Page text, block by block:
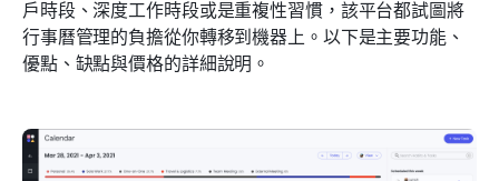
戶時段、深度工作時段或是重複性習慣，該平台都試圖將
行事曆管理的負擔從你轉移到機器上。以下是主要功能、
優點、缺點與價格的詳細說明。